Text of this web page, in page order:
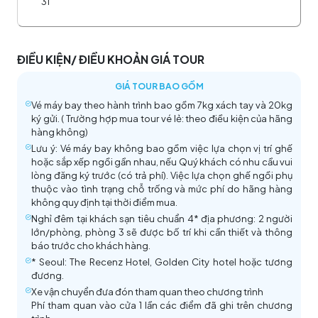
Đảo Nami nổi bật với màu xanh mướt của cây cối
Mua sắm tại cửa hàng miễn thuế.
Đoàn dùng bữa tối tại nhà hàng địa phương
Nghỉ đêm tại khách sạn.
gác hoàng cung, tái hiện sinh động nét uy nghiêm và
Cung điện Gyeongbokgung
Bảo tàng Dân tộc Quốc gia(National Folk
Museum) là nơi quý khách có cơ hội khám phá kho
báu văn hóa độc đáo của Hàn Quốc. Tại đây giữ gìn
và trưng bày hơn 4000 hiện vật liên quan đến lịch
sử, văn hóa và nghệ thuật tín ngưỡng của người dân
bản địa qua các thời kỳ khác nhau.
Công viên Everland
•Tận hưởng mùa xuân tuyệt vời tại Everland với
Lễ hội hoa Tulip (dự kiến từ giữa tháng 3 – đầu
tháng 5).Công viên sẽ trở nên sống động hơn bao
giờ hết với hơn 1 triệu bông hoa tulip và nhiều loài
hoa mùa xuân khác, tô điểm cho không gian như một
bức tranh sống động. Đồng thời, những sự kiện biểu
diễn nghệ thuật, từ diễu hành đến múa hát, hứa hẹn
tạo nên không khí hân hoan và phấn khích.
• Từ tháng 6 – 8 quý: khách sẽ đắm chìm trong
hương thơm dễ chịu của những bông hoa huệ thơm
quyến rũ.
Tháp Namsan
Làng Hanok Eunpyeong
là một không gian yên
bình phía tây bắc Seoul, nổi bật với kiến trúc hanok
truyền thống nằm dưới chân núi Bukhansan. Không
đông đúc như Bukchon, nơi đây mang lại cảm giác
đời sống chậm rãi và rất “Seoul xưa”. Du khách có
thể dạo bộ, thưởng trà trong các quán hanok và
ngắm cảnh núi non thanh tĩnh.
ĐIỀU KIỆN/ ĐIỀU KHOẢN GIÁ TOUR
GIÁ TOUR BAO GỒM
Vé máy bay theo hành trình bao gồm 7kg xách tay và 20kg
ký gửi. ( Trường hợp mua tour vé lẻ: theo điều kiện của hãng
hàng không)
Lưu ý: Vé máy bay không bao gồm việc lựa chọn vị trí ghế
hoặc sắp xếp ngồi gần nhau, nếu Quý khách có nhu cầu vui
lòng đăng ký trước (có trả phí). Việc lựa chọn ghế ngồi phụ
thuộc vào tình trạng chỗ trống và mức phí do hãng hàng
không quy định tại thời điểm mua.
Nghỉ đêm tại khách sạn tiêu chuẩn 4* địa phương: 2 người
lớn/phòng, phòng 3 sẽ được bố trí khi cần thiết và thông
báo trước cho khách hàng.
* Seoul: The Recenz Hotel, Golden City hotel hoặc tương
đương.
Xe vận chuyển đưa đón tham quan theo chương trình
Phí tham quan vào cửa 1 lần các điểm đã ghi trên chương